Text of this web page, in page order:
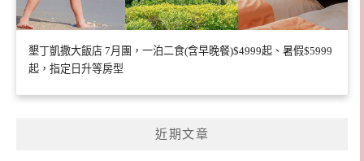
墾丁凱撒大飯店 7月團，一泊二食(含早晚餐)$4999起、暑假$5999
起，指定日升等房型
近期文章